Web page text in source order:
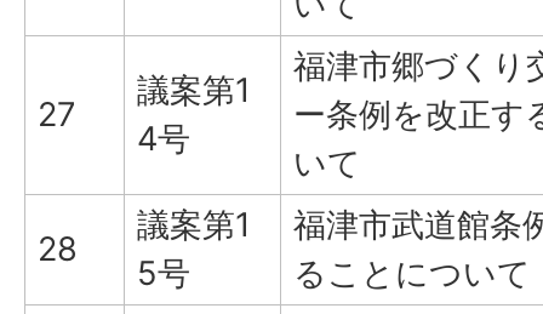
27
議案第1
4号
福津市郷づくり
ー条例を改正す
いて
28
議案第1
5号
福津市武道館条
ることについて